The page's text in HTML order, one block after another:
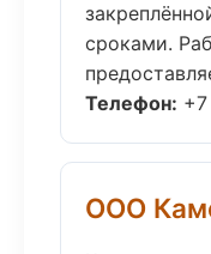
сроками.
Телефон:
ООО